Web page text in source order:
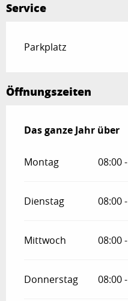
Service
Parkplatz
Öffnungszeiten
Das ganze Jahr über
Das ganze Jahr über
Montag 08:00
Dienstag 08:00
Mittwoch 08:00
Donnerstag 08:00